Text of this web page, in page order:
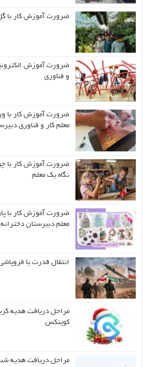
ضرورت آموزش کار با
ضرورت آموزش
و فناوری
ضرورت آموزش کار با
معلم کار و فناوری
ضرورت آموزش کار با
نگاه یک معلم
ضرورت آموزش کار با
معلم دبیرستان دخترانه
انتقال قدرت یا
مراحل دریافت هدیه
کوینکس
مراحل دریافت هدیه